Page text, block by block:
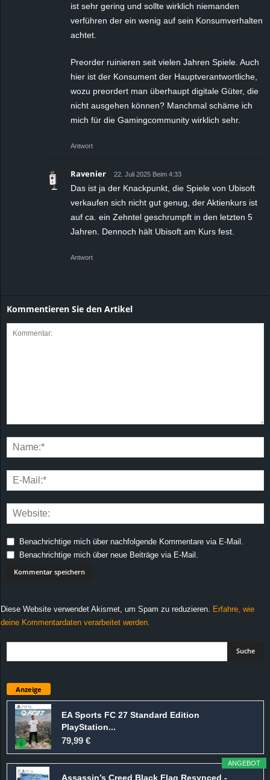
ist sehr gering und sollte wirklich niemanden
verführen der ein wenig auf sein Konsumverhalten
achtet.
Preorder ruinieren seit vielen Jahren Spiele. Auch
hier ist der Konsument der Hauptverantwortliche,
wozu preordert man überhaupt digitale Güter, die
nicht ausgehen können? Manchmal schäme ich
mich für die Gamingcommunity wirklich sehr.
Antwort
Ravenier 22. Juli 2025 Beim 4:33
Das ist ja der Knackpunkt, die Spiele von Ubisoft
verkaufen sich nicht gut genug, der Aktienkurs ist
auf ca. ein Zehntel geschrumpft in den letzten 5
Jahren. Dennoch hält Ubisoft am Kurs fest.
Antwort
Kommentieren Sie den Artikel
Benachrichtige mich über nachfolgende Kommentare via E-Mail.
Benachrichtige mich über neue Beiträge via E-Mail.
Diese Website verwendet Akismet, um Spam zu reduzieren.
Erfahre, wie
deine Kommentardaten verarbeitet werden.
Anzeige
EA Sports FC 27 Standard Edition
PlayStation...
79,99 €
ANGEBOT
Assassin’s Creed Black Flag Resynced -